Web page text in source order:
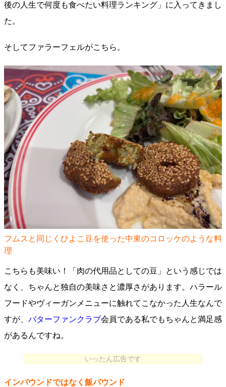
後の人生で何度も食べたい料理ランキング」に入ってきまし
た。
そしてファラーフェルがこちら。
フムスと同じくひよこ豆を使った中東のコロッケのような料
理
こちらも美味い！「肉の代用品としての豆」という感じでは
なく、ちゃんと独自の美味さと濃厚さがあります。ハラール
フードやヴィーガンメニューに触れてこなかった人生なんで
すが、 バターファンクラブ会員である私でもちゃんと満足感
があるんですね。
いったん広告です
インバウンドではなく飯バウンド